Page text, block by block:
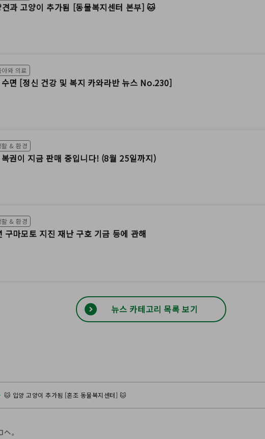
과 고양이 추가됨 [동물복지센터 본부] 🐱
아와 의료
면 [정신 건강 및 복지 카와라반 뉴스 No.230]
활 & 환경
권이 지금 판매 중입니다! (8월 25일까지)
활 & 환경
구마모토 지진 재난 구호 기금 등에 관해
뉴스 카테고리 목록 보기
🐱 입양 고양이 추가됨 [혼조 동물복지센터] 🐱